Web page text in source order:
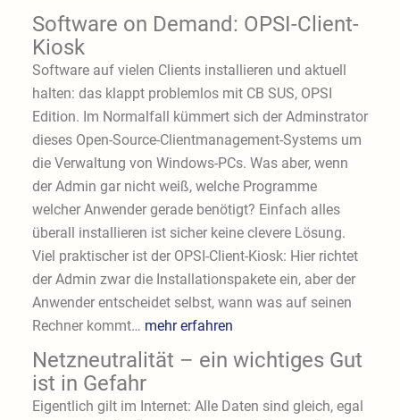
Software on Demand: OPSI-Client-
Kiosk
Software auf vielen Clients installieren und aktuell
halten: das klappt problemlos mit CB SUS, OPSI
Edition. Im Normalfall kümmert sich der Adminstrator
dieses Open-Source-Clientmanagement-Systems um
die Verwaltung von Windows-PCs. Was aber, wenn
der Admin gar nicht weiß, welche Programme
welcher Anwender gerade benötigt? Einfach alles
überall installieren ist sicher keine clevere Lösung.
Viel praktischer ist der OPSI-Client-Kiosk: Hier richtet
der Admin zwar die Installationspakete ein, aber der
Anwender entscheidet selbst, wann was auf seinen
Rechner kommt… mehr erfahren
Netzneutralität – ein wichtiges Gut
ist in Gefahr
Eigentlich gilt im Internet: Alle Daten sind gleich, egal